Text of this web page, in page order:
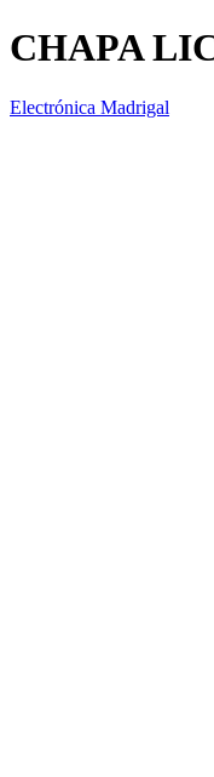
CHAPA
Electrónica Madrigal